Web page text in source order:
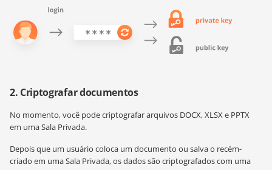
2. Criptografar documentos
No momento, você pode criptografar arquivos DOCX, XLSX e PPTX
em uma Sala Privada.
Depois que um usuário coloca um documento ou salva o recém-
criado em uma Sala Privada, os dados são criptografados com uma